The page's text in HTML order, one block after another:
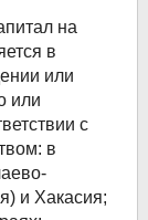
на
в
или
или
с
в
и Хакасия;